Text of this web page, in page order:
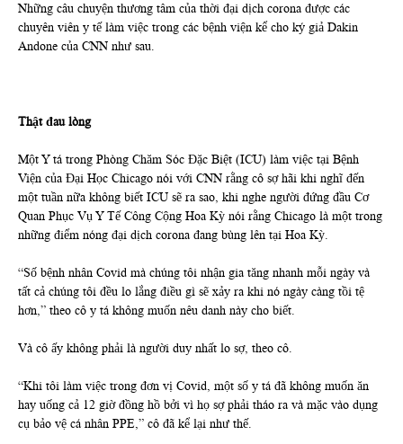
Những câu chuyện thương tâm của thời đại dịch corona được các
chuyên viên y tế làm việc trong các bệnh viện kể cho ký giả Dakin
Andone của CNN như sau.
Thật đau lòng
Một Y tá trong Phòng Chăm Sóc Đặc Biệt (ICU) làm việc tại Bệnh
Viện của Đại Học Chicago nói với CNN rằng cô sợ hãi khi nghĩ đến
một tuần nữa không biết ICU sẽ ra sao, khi nghe người đứng đầu Cơ
Quan Phục Vụ Y Tế Công Cộng Hoa Kỳ nói rằng Chicago là một trong
những điểm nóng đại dịch corona đang bùng lên tại Hoa Kỳ.
“Số bệnh nhân Covid mà chúng tôi nhận gia tăng nhanh mỗi ngày và
tất cả chúng tôi đều lo lắng điều gì sẽ xảy ra khi nó ngày càng tồi tệ
hơn,” theo cô y tá không muốn nêu danh này cho biết.
Và cô ấy không phải là người duy nhất lo sợ, theo cô.
“Khi tôi làm việc trong đơn vị Covid, một số y tá đã không muốn ăn
hay uống cả 12 giờ đồng hồ bởi vì họ sợ phải tháo ra và mặc vào dụng
cụ bảo vệ cá nhân PPE,” cô đã kể lại như thế.